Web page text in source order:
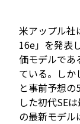
米アップル社
16e」を発表
価モデルであ
ている。し
と事前予想
した初代SE
の最新モデル